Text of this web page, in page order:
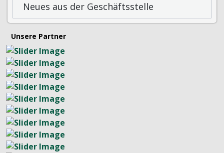
Neues aus der Geschäftsstelle
Unsere Partner